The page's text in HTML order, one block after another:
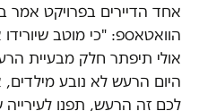
אחד הדיירים בפרויקט
הוואטאספ: "כי מוטב
אולי תיפתר חלק מבעיית
היום הרעש לא נובע
לכם זה הרעש, תפנו